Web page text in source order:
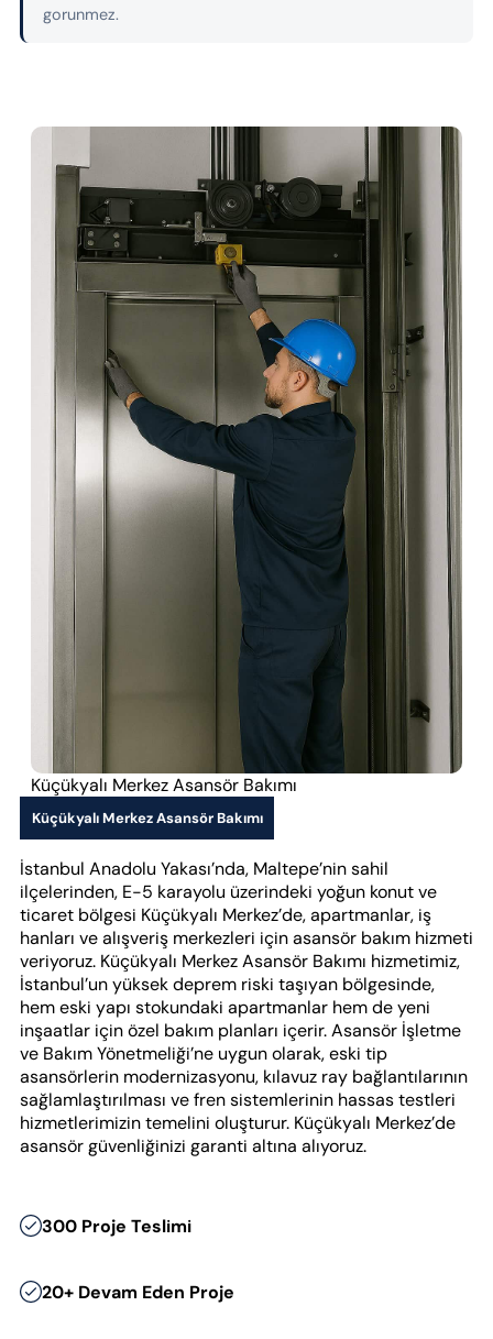
gorunmez.
Küçükyalı Merkez Asansör Bakımı
İstanbul Anadolu Yakası’nda, Maltepe’nin sahil
ilçelerinden, E-5 karayolu üzerindeki yoğun konut ve
ticaret bölgesi Küçükyalı Merkez’de, apartmanlar, iş
hanları ve alışveriş merkezleri için asansör bakım hizmeti
veriyoruz. Küçükyalı Merkez Asansör Bakımı hizmetimiz,
İstanbul’un yüksek deprem riski taşıyan bölgesinde,
hem eski yapı stokundaki apartmanlar hem de yeni
inşaatlar için özel bakım planları içerir. Asansör İşletme
ve Bakım Yönetmeliği’ne uygun olarak, eski tip
asansörlerin modernizasyonu, kılavuz ray bağlantılarının
sağlamlaştırılması ve fren sistemlerinin hassas testleri
hizmetlerimizin temelini oluşturur. Küçükyalı Merkez’de
asansör güvenliğinizi garanti altına alıyoruz.
300 Proje Teslimi
20+ Devam Eden Proje
Küçükyalı Merkez Asansör Bakımı